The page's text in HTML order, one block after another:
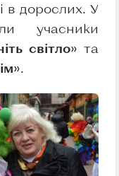
в дорослих. У
учасники
світло» та
.